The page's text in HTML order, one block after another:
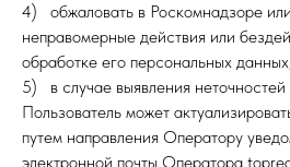
4) обжаловать в Роскомнадзоре
неправомерные действия или
обработке его персональных
5) в случае выявления
Пользователь может
путем направления Оператору
электронной почты Оператора